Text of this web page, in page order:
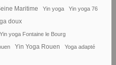
Maritime Yin yoga Yin yoga 76
doux
Yin yoga Fontaine le Bourg
Yin Yoga Rouen Yoga adapté